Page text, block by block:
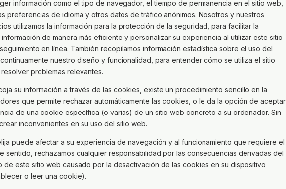
información como el tipo de navegador, el tiempo de permanencia en el sitio web,
preferencias de idioma y otros datos de tráfico anónimos. Nosotros y nuestros
utilizamos la información para la protección de la seguridad, para facilitar la
de manera más eficiente y personalizar su experiencia al utilizar este sitio
en línea. También recopilamos información estadística sobre el uso del
nuestro diseño y funcionalidad, para entender cómo se utiliza el sitio
problemas relevantes.
su información a través de las cookies, existe un procedimiento sencillo en la
que permite rechazar automáticamente las cookies, o le da la opción de aceptar
de una cookie específica (o varias) de un sitio web concreto a su ordenador. Sin
inconvenientes en su uso del sitio web.
puede afectar a su experiencia de navegación y al funcionamiento que requiere el
sentido, rechazamos cualquier responsabilidad por las consecuencias derivadas del
de este sitio web causado por la desactivación de las cookies en su dispositivo
o leer una cookie).